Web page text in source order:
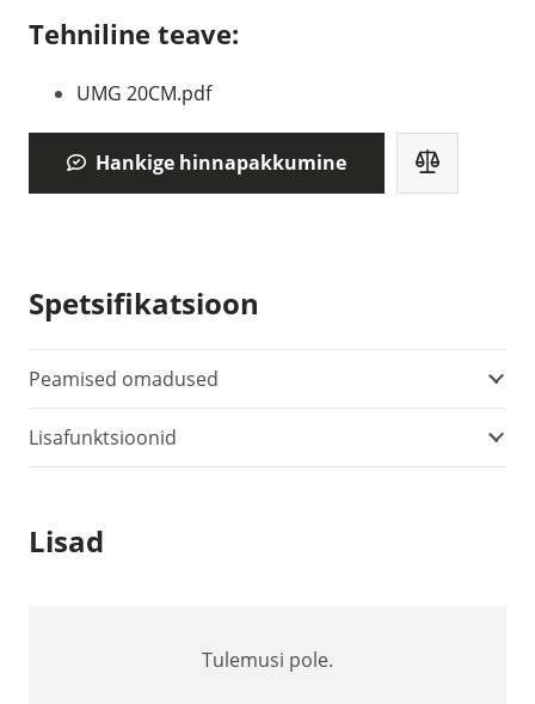
Tehniline teave:
UMG 20CM.pdf
Hankige hinnapakkumine
Spetsifikatsioon
Peamised omadused
Lisafunktsioonid
Lisad
Tulemusi pole.